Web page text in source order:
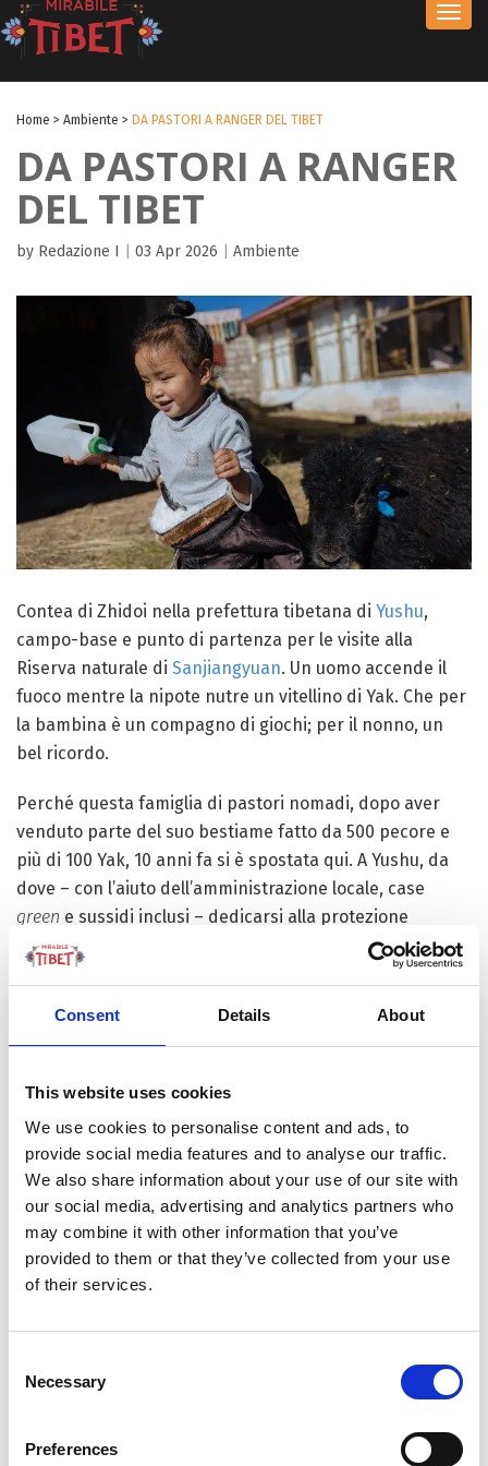
Consent Details About
This website uses cookies
We use cookies to personalise content and ads, to
provide social media features and to analyse our traffic.
We also share information about your use of our site with
our social media, advertising and analytics partners who
may combine it with other information that you’ve
provided to them or that they’ve collected from your use
of their services.
Selection
Necessary
Preferences
Home > Ambiente > DA PASTORI A RANGER DEL TIBET
DA PASTORI A RANGER
DEL TIBET
by Redazione I 03 Apr 2026 Ambiente
Contea di Zhidoi nella prefettura tibetana di Yushu,
campo-base e punto di partenza per le visite alla
Riserva naturale di Sanjiangyuan. Un uomo accende il
fuoco mentre la nipote nutre un vitellino di Yak. Che per
la bambina è un compagno di giochi; per il nonno, un
bel ricordo.
Perché questa famiglia di pastori nomadi, dopo aver
venduto parte del suo bestiame fatto da 500 pecore e
più di 100 Yak, 10 anni fa si è spostata qui. A Yushu, da
dove – con l’aiuto dell’amministrazione locale, case
green e sussidi inclusi – dedicarsi alla protezione
ecologica del primo e maggior Parco dell’Altopiano. Casa
del santuario delle antilopi tibetane, Hoh Xil, e “culla” di
Un cambiamento non solo di stile di vita ma di orizzonte
innevate per arrivare a scuola o affrontare 5-6 giorni di
viaggio accidentato per ricevere le cure mediche. Non
solo: una mano santa per la Riserva, che dall’arrivo di
200 pastori e loro famiglie ha visto aumentare – e non di
poco – la copertura vegetale dei prati, la resa foraggera
e persino l’area dei laghi. Soprattutto, la biodiversità. A
gazzelle, cresciute rispettivamente da meno di 20mila a
rangerecologici – a pattugliare e monitorare vita